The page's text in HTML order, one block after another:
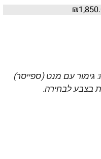
₪
גימור עם מנט (ספייסר)
בצבע לבחירה.